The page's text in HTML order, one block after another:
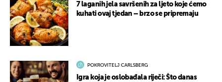
7 laganih jela savršenih za ljeto koje ćemo
kuhati ovaj tjedan – brzo se pripremaju
POKROVITELJ CARLSBERG
Igra koja je oslobađala riječi: Što danas